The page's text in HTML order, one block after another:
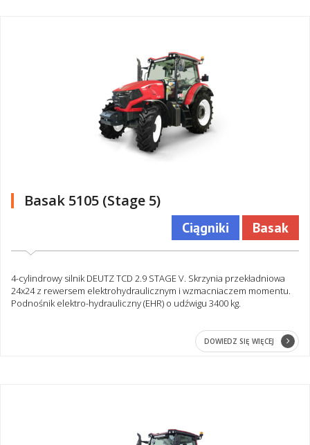
Basak 5105 (Stage 5)
Ciągniki Basak
4-cylindrowy silnik DEUTZ TCD 2.9 STAGE V. Skrzynia przekładniowa
24x24 z rewersem elektrohydraulicznym i wzmacniaczem momentu.
Podnośnik elektro-hydrauliczny (EHR) o udźwigu 3400 kg.
DOWIEDZ SIĘ WIĘCEJ